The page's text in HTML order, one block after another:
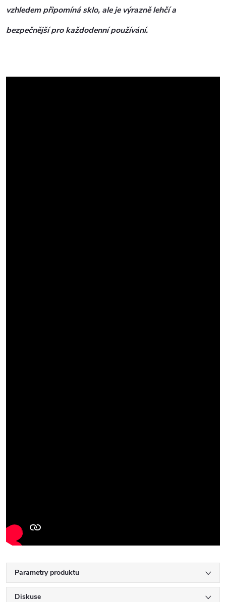
vzhledem připomíná sklo, ale je výrazně lehčí a
bezpečnější pro každodenní používání.
Parametry produktu
Diskuse